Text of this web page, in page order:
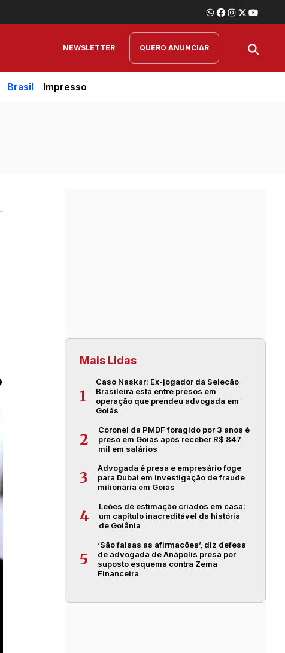
NEWSLETTER QUERO ANUNCIAR
Brasil Impresso
Mais Lidas
1
Caso Naskar: Ex-jogador da Seleção
Brasileira está entre presos em
operação que prendeu advogada em
Goiás
2
Coronel da PMDF foragido por 3 anos é
preso em Goiás após receber R$ 847
mil em salários
3
Advogada é presa e empresário foge
para Dubai em investigação de fraude
milionária em Goiás
4
Leões de estimação criados em casa:
um capítulo inacreditável da história
de Goiânia
5
‘São falsas as afirmações’, diz defesa
de advogada de Anápolis presa por
suposto esquema contra Zema
Financeira